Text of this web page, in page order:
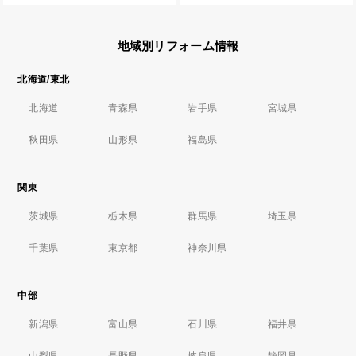
地域別リフォーム情報
北海道/東北
北海道 青森県 岩手県 宮城県
秋田県 山形県 福島県
関東
茨城県 栃木県 群馬県 埼玉県
千葉県 東京都 神奈川県
中部
新潟県 富山県 石川県 福井県